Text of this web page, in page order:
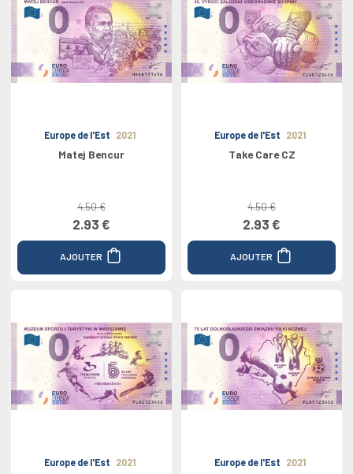
Europe de l'Est 2021
Matej Bencur
4.50 €
2.93 €
AJOUTER
Europe de l'Est 2021
Take Care CZ
4.50 €
2.93 €
AJOUTER
Europe de l'Est 2021 Europe de l'Est 2021